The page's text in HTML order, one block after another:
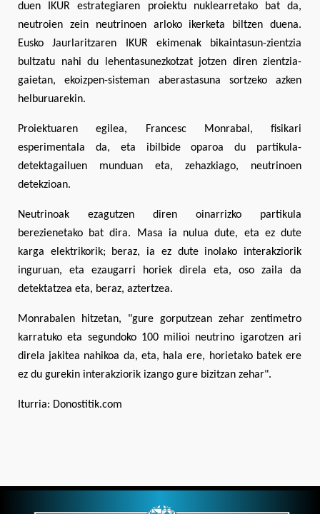
duen IKUR estrategiaren proiektu nuklearretako bat da,
neutroien zein neutrinoen arloko ikerketa biltzen duena.
Eusko Jaurlaritzaren IKUR ekimenak bikaintasun-zientzia
bultzatu nahi du lehentasunezkotzat jotzen diren zientzia-
gaietan, ekoizpen-sisteman aberastasuna sortzeko azken
helburuarekin.
Proiektuaren egilea, Francesc Monrabal, fisikari
esperimentala da, eta ibilbide oparoa du partikula-
detektagailuen munduan eta, zehazkiago, neutrinoen
detekzioan.
Neutrinoak ezagutzen diren oinarrizko partikula
berezienetako bat dira. Masa ia nulua dute, eta ez dute
karga elektrikorik; beraz, ia ez dute inolako interakziorik
inguruan, eta ezaugarri horiek direla eta, oso zaila da
detektatzea eta, beraz, aztertzea.
Monrabalen hitzetan, "gure gorputzean zehar zentimetro
karratuko eta segundoko 100 milioi neutrino igarotzen ari
direla jakitea nahikoa da, eta, hala ere, horietako batek ere
ez du gurekin interakziorik izango gure bizitzan zehar".
Iturria: Donostitik.com